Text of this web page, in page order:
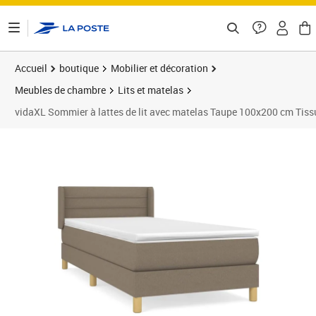
Accueil boutique
Mobilier et décoration
Meubles de chambre
Lits et matelas
vidaXL Sommier à lattes de lit avec matelas Taupe 100x200 cm